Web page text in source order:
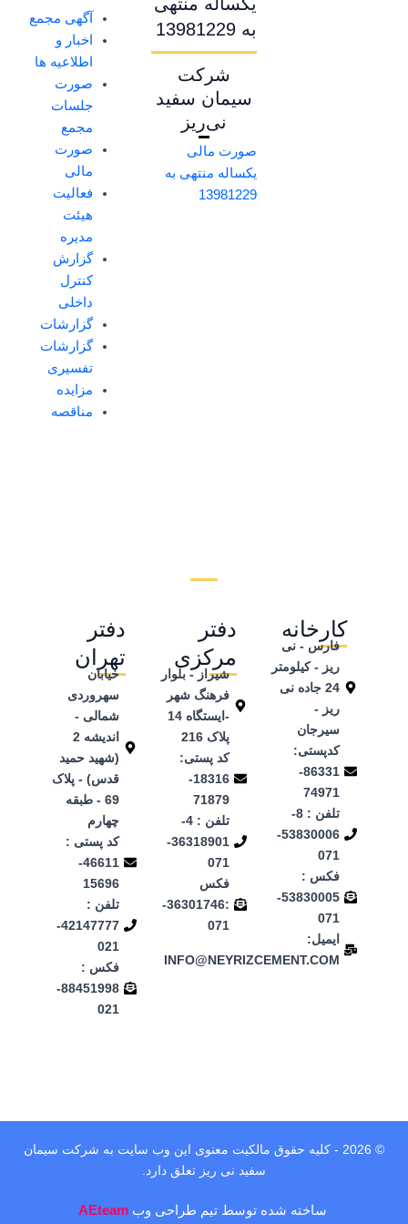
یکساله منتهی
به 13981229
شرکت
سیمان سفید
نی‌ریز
صورت مالی
یکساله منتهی به
13981229
آگهی مجمع
اخبار و
اطلاعیه ها
صورت
جلسات
مجمع
صورت
مالی
فعالیت
هیئت
مدیره
گزارش
کنترل
داخلی
گزارشات
گزارشات
تفسیری
مزایده
مناقصه
کارخانه
فارس - نی
ریز - کیلومتر
24 جاده نی
ریز -
سیرجان
کدپستی:
86331-
74971
تلفن ‌: 8-
53830006-
071
فکس :
53830005-
071
ایمیل:
INFO@NEYRIZCEMENT.COM
دفتر
مرکزی
شیراز - بلوار
فرهنگ شهر
-ایستگاه 14
پلاک 216
کد پستی:
18316-
71879
تلفن : 4-
36318901-
071
فکس
:36301746-
071
دفتر
تهران
خیابان
سهروردی
شمالی -
اندیشه 2
(شهید حمید
قدس) - پلاک
69 - طبقه
چهارم
کد پستی :
46611-
15696
تلفن :
42147777-
021
فکس :
88451998-
021
© 2026 - کلیه حقوق مالکیت معنوی این وب‌ سایت به شرکت سیمان
سفید نی ریز تعلق دارد.
ساخته شده توسط تیم طراحی وب AEteam